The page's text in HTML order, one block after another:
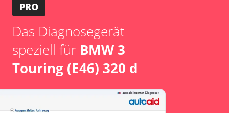
PRO
Das Diagnosegerät
speziell für BMW 3
Touring (E46) 320 d